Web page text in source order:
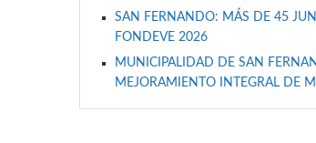
SAN FERNANDO: MÁS DE 45
FONDEVE 2026
MUNICIPALIDAD DE SAN
MEJORAMIENTO INTEGRAL DE